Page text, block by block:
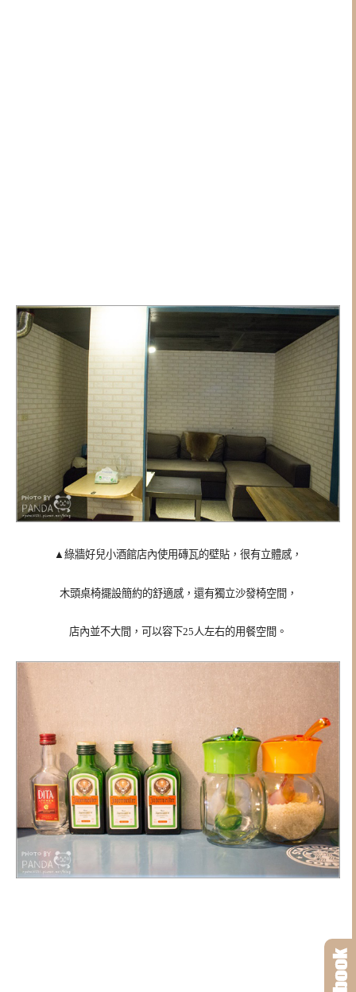
▲ 綠牆好兒小酒館店內使用磚瓦的壁貼，很有立體感，
木頭桌椅擺設簡約的舒適感，還有獨立沙發椅空間，
店內並不大間，可以容下25人左右的用餐空間。